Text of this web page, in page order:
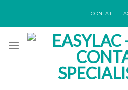
CONTATTI